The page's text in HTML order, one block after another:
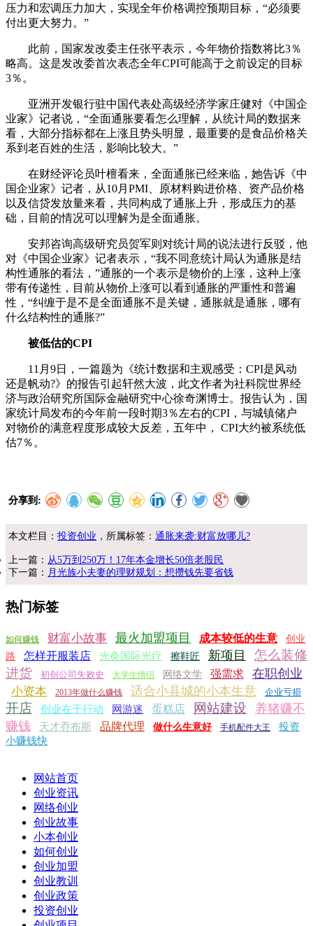
压力和宏调压力加大，实现全年价格调控预期目标，“必须要
付出更大努力。”
此前，国家发改委主任张平表示，今年物价指数将比3％
略高。这是发改委首次表态全年CPI可能高于之前设定的目标
3％。
亚洲开发银行驻中国代表处高级经济学家庄健对《中国企
业家》记者说，“全面通胀要看怎么理解，从统计局的数据来
看，大部分指标都在上涨且势头明显，最重要的是食品价格关
系到老百姓的生活，影响比较大。”
在财经评论员叶檀看来，全面通胀已经来临，她告诉《中
国企业家》记者，从10月PMI、原材料购进价格、资产品价格
以及信贷发放量来看，共同构成了通胀上升，形成压力的基
础，目前的情况可以理解为是全面通胀。
安邦咨询高级研究员贺军则对统计局的说法进行反驳，他
对《中国企业家》记者表示，“我不同意统计局认为通胀是结
构性通胀的看法，”通胀的一个表示是物价的上涨，这种上涨
带有传递性，目前从物价上涨可以看到通胀的严重性和普遍
性，“纠缠于是不是全面通胀不是关键，通胀就是通胀，哪有
什么结构性的通胀?”
被低估的CPI
11月9日，一篇题为《统计数据和主观感受：CPI是风动
还是帆动?》的报告引起轩然大波，此文作者为社科院世界经
济与政治研究所国际金融研究中心徐奇渊博士。报告认为，国
家统计局发布的今年前一段时期3％左右的CPI，与城镇储户
对物价的满意程度形成较大反差，五年中， CPI大约被系统低
估7％。
分享到:
本文栏目：投资创业 ，所属标签：通胀来袭:财富放哪儿?
上一篇： 从5万到250万！17年本金增长50倍老股民
下一篇： 月光族小夫妻的理财规划：想攒钱先要省钱
热门标签
如何赚钱 财富小故事 最火加盟项目 成本较低的生意
创业
路
怎样开服装店 光灸国际光疗 擦鞋匠 新项目
怎么装修
进货
初创公司失败史 大学生情侣 网络文学 强需求 在职创业
小资本 2013年做什么赚钱 适合小县城的小本生意 企业亏损
开店 创业在于行动 网游迷 蛋糕店 网站建设
养猪赚不
赚钱
天才乔布斯 品牌代理 做什么生意好 手机配件大王
投资
小赚钱快
网站首页
创业资讯
网络创业
创业故事
小本创业
如何创业
创业加盟
创业教训
创业政策
投资创业